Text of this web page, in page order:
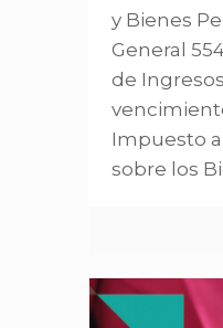
y Bienes
General
de
Impuesto
sobre los